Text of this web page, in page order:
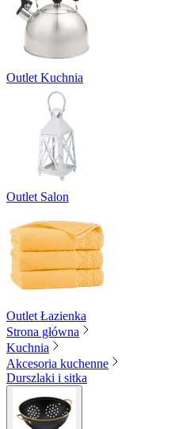
Outlet Kuchnia
Outlet Salon
Outlet Łazienka
Strona główna
Kuchnia
Akcesoria kuchenne
Durszlaki i sitka